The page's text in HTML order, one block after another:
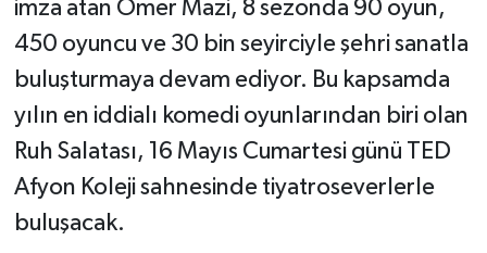
imza atan Ömer Mazi, 8 sezonda 90 oyun,
450 oyuncu ve 30 bin seyirciyle şehri sanatla
buluşturmaya devam ediyor. Bu kapsamda
yılın en iddialı komedi oyunlarından biri olan
Ruh Salatası, 16 Mayıs Cumartesi günü TED
Afyon Koleji sahnesinde tiyatroseverlerle
buluşacak.